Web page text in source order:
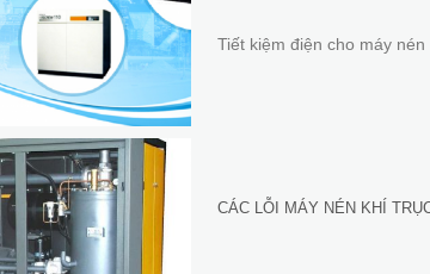
Tiết kiệm điện cho máy
CÁC LỖI MÁY NÉN KHÍ